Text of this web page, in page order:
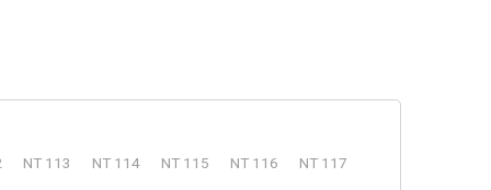
NT 113 NT 114 NT 115 NT 116 NT 117